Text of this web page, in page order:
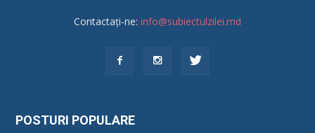
Contactați-ne: info@subiectulzilei.md
POSTURI POPULARE